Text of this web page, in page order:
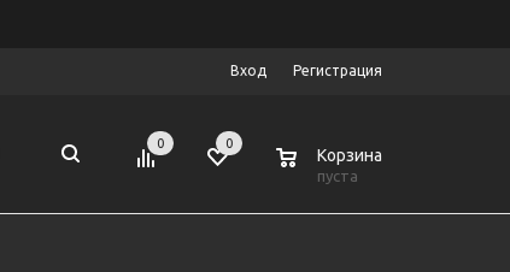
Вход Регистрация
0 0
Корзина
пуста